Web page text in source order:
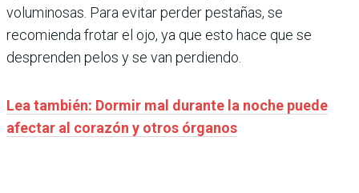
voluminosas. Para evitar perder pestañas, se
recomienda frotar el ojo, ya que esto hace que se
desprenden pelos y se van perdiendo.
Lea también: Dormir mal durante la noche puede
afectar al corazón y otros órganos